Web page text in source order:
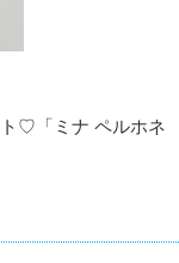
♡「ミナ ペルホネ